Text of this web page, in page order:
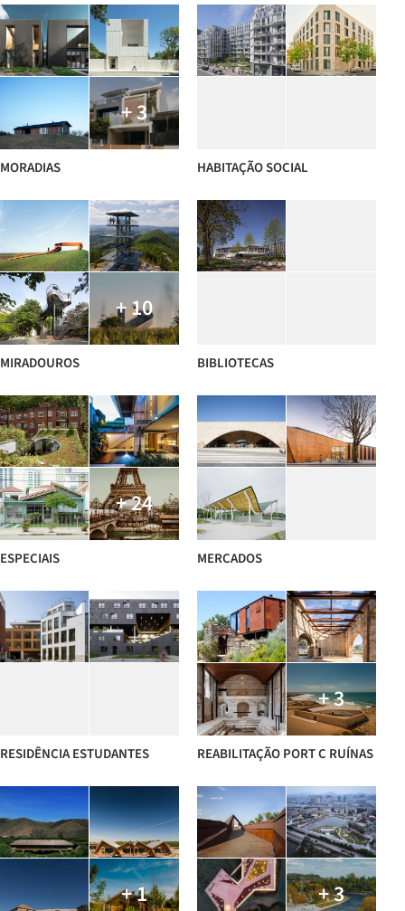
+ 3
MORADIAS HABITAÇÃO SOCIAL
+ 10
MIRADOUROS BIBLIOTECAS
+ 24
ESPECIAIS MERCADOS
RESIDÊNCIA ESTUDANTES
+ 3
REABILITAÇÃO PORT C RUÍNAS
+ 1 + 3